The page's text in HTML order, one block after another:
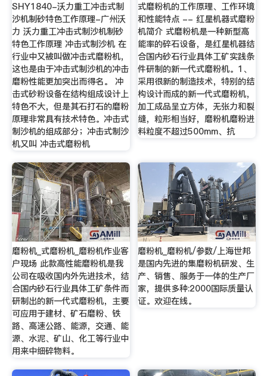
SHY1840-沃力重工冲击式制
沙机制砂特色工作原理-广州沃
力 沃力重工冲击式制沙机制砂
特色工作原理 冲击式制沙机 在
行业中又被叫做冲击式磨粉机，
这也是由于冲击式制沙机的冲击
磨粉性能更加突出而得名。 冲
击式砂粉设备在结构组成设计上
特色不大，但是其石打石的磨粉
原理非常具有技术特色。冲击式
制沙机的组成部分；冲击式制沙
机又叫 冲击式磨粉机
式磨粉机的工作原理、工作环境
和性能特点 -- 红星机器式磨粉
机简介 式磨粉机是一种新型高
能率的碎石设备，是红星机器结
合国内砂石行业具体工矿实践条
件研制的新一代式磨粉机。1、
采用很新的制造技术，特别的结
构设计而成的新一代式磨粉机，
加工成品呈立方体，无张力和裂
缝，粒形相当好，磨粉机磨粉进
料粒度不超过500mm、抗
磨粉机_式磨粉机_磨粉机作业客
户现场 此款高性能磨粉机是我
公司在吸收国内外先进技术，结
合国内砂石行业具体工矿条件而
研制出的新一代式磨粉机，主要
可应用于建材、矿石磨粉、铁
路、高速公路、能源，交通、能
源、水泥、矿山、化工等行业中
用来中细碎物料。
磨粉机_磨粉机/参数/上海世邦
是国内先进的集磨粉机研发、生
产、销售、服务于一体的生产厂
家，提供多种:2000国际质量认
证。欢迎在线。